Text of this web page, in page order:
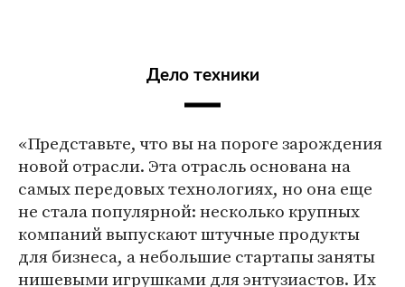
Дело техники
«Представьте, что вы на пороге зарождения
новой отрасли. Эта отрасль основана на
самых передовых технологиях, но она еще
не стала популярной: несколько крупных
компаний выпускают штучные продукты
для бизнеса, а небольшие стартапы заняты
нишевыми игрушками для энтузиастов. Их